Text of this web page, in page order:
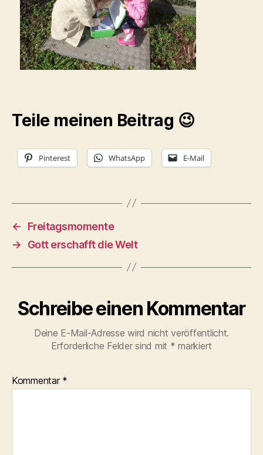
Teile meinen Beitrag 😉
Pinterest WhatsApp E-Mail
←
Freitagsmomente
→
Gott erschafft die Welt
Schreibe einen Kommentar
Deine E-Mail-Adresse wird nicht veröffentlicht.
Erforderliche Felder sind mit * markiert
Kommentar *